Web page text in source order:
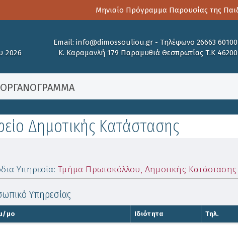
Μηνιαίο Πρόγραμμα Παρουσίας της
2026
Email: info@dimossouliou.gr - Τηλέφωνο 26663 60100
Κ. Καραμανλή 179 Παραμυθιά Θεσπρωτίας Τ.Κ 46200
ΟΡΓΑΝΟΓΡΑΜΜΑ
Δημοτικής Κατάστασης
Υπηρεσία:Τμήμα Πρωτοκόλλου, Δημοτικής Κατάστασης
Υπηρεσίας
μο Ιδιότητα Τηλ.